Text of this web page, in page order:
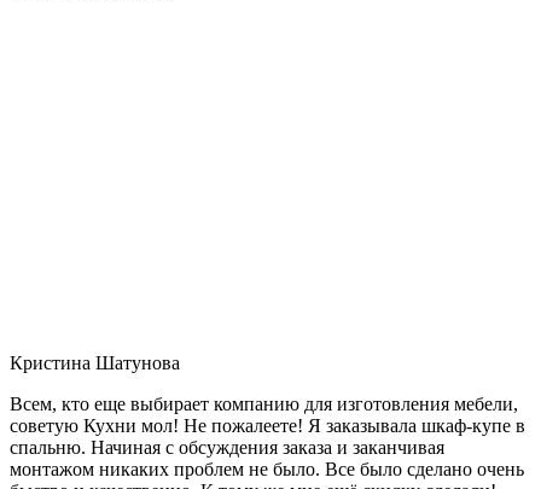
Кристина Шатунова
Всем, кто еще выбирает компанию для изготовления мебели,
советую Кухни мол! Не пожалеете! Я заказывала шкаф-купе в
спальню. Начиная с обсуждения заказа и заканчивая
монтажом никаких проблем не было. Все было сделано очень